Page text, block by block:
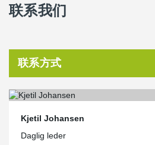
联系我们
联系方式
Kjetil Johansen
Daglig leder